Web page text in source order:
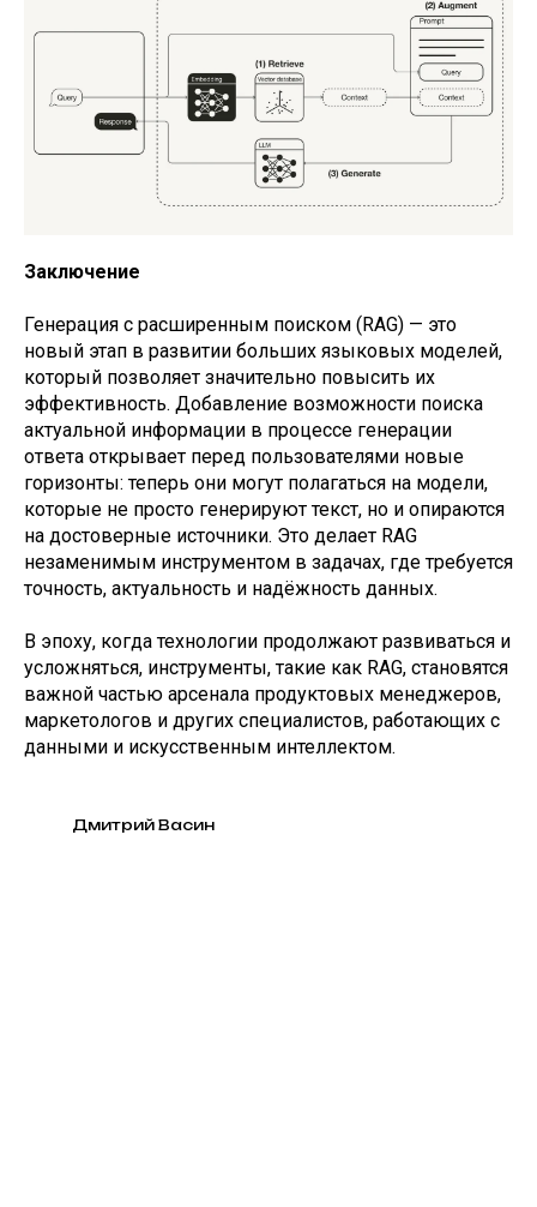
Заключение
Генерация с расширенным поиском (RAG) — это
новый этап в развитии больших языковых моделей,
который позволяет значительно повысить их
эффективность. Добавление возможности поиска
актуальной информации в процессе генерации
ответа открывает перед пользователями новые
горизонты: теперь они могут полагаться на модели,
которые не просто генерируют текст, но и опираются
на достоверные источники. Это делает RAG
незаменимым инструментом в задачах, где требуется
точность, актуальность и надёжность данных.
В эпоху, когда технологии продолжают развиваться и
усложняться, инструменты, такие как RAG, становятся
важной частью арсенала продуктовых менеджеров,
маркетологов и других специалистов, работающих с
данными и искусственным интеллектом.
Дмитрий Васин